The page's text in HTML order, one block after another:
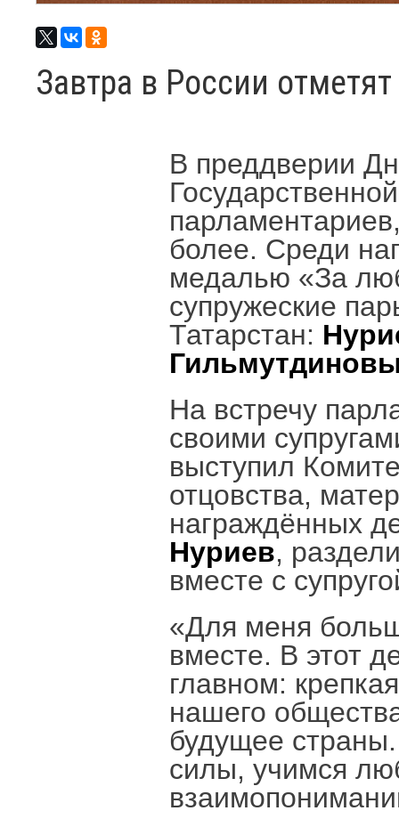
Завтра в России
В преддверии
более. Среди
медалью «За
супружеские
Татарстан:
На встречу
своими
выступил
отцовства,
награждённых
Нуриев,
вместе с
«Для меня
вместе. В этот
главном:
нашего
будущее
силы, учимся